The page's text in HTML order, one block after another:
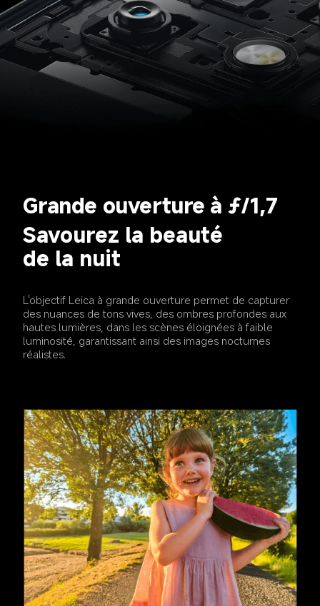
Grande ouverture à ƒ/1,7
Savourez la beauté
de la nuit
L'objectif Leica à grande ouverture permet de capturer
des nuances de tons vives, des ombres profondes aux
hautes lumières, dans les scènes éloignées à faible
luminosité, garantissant ainsi des images nocturnes
réalistes.